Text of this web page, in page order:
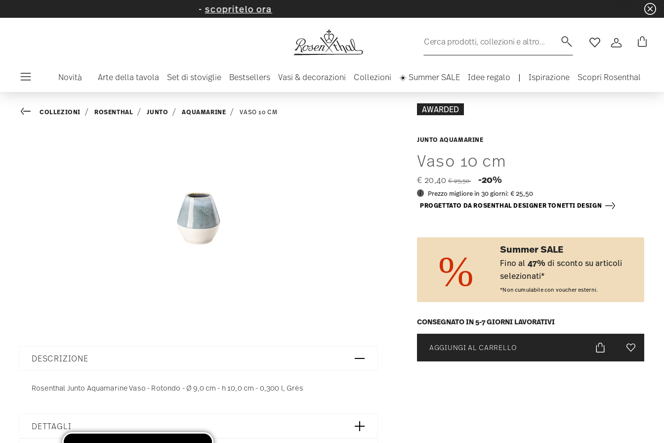
scopritelo ora
Cerca prodotti, collezioni e altro... Lista desideri
Accedi
Novità Arte della tavola Set di stoviglie Bestsellers Vasi & decorazioni Collezioni ☀️ Summer SALE Idee regalo | Ispirazione Scopri Rosenthal
AWARDED
JUNTO AQUAMARINE
Vaso 10 cm
€ 20,40Price reduced from
€ 25,50 -20%
Prezzo migliore in 30 giorni:€ 25,50
PROGETTATO DA ROSENTHAL DESIGNER TONETTI DESIGN
Summer SALE
Fino al 47%di sconto su articoli
selezionati*
*Non cumulabile con voucher esterni.
CONSEGNATO IN 5-7 GIORNI LAVORATIVI
AGGIUNGI AL CARRELLO Lista
Go backCOLLEZIONI ROSENTHAL JUNTO AQUAMARINE VASO 10 CM
DESCRIZIONE
Rosenthal Junto Aquamarine Vaso - Rotondo - Ø 9,0 cm - h 10,0 cm - 0,300 l, Grès
DETTAGLI